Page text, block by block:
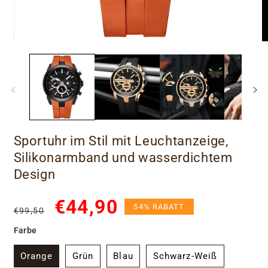
Sportuhr im Stil mit Leuchtanzeige,
Silikonarmband und wasserdichtem
Design
Normaler
Preis
€99,50
Verkaufspreis
€44,90 54% RABATT
Farbe
Orange Grün Blau Schwarz-Weiß